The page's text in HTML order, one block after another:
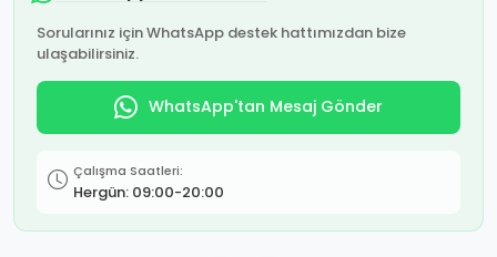
Sorularınız için WhatsApp destek hattımızdan bize
ulaşabilirsiniz.
WhatsApp'tan Mesaj Gönder
Çalışma Saatleri:
Hergün: 09:00-20:00